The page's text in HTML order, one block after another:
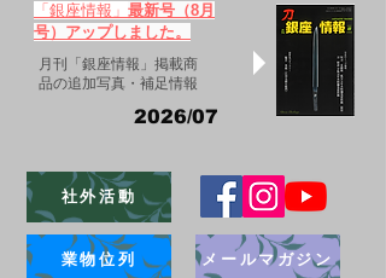
「銀座情報」 最新号（8月
号）アップしました。
月刊「銀座情報」掲載商
品の追加写真・補足情報
2026/07
社外活動
業物位列 メールマガジン